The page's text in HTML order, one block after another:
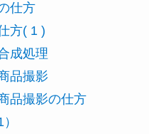
仕方
方( 1 )
成処理
品撮影
品撮影の仕方